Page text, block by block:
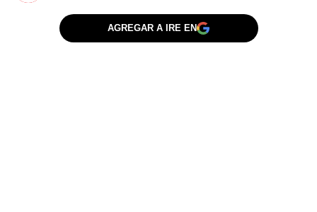
AGREGAR A IRE EN